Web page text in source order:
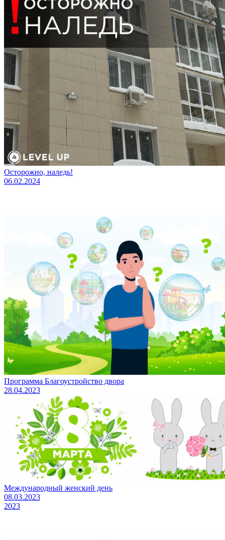
Осторожно, наледь!
06.02.2024
Программа Благоустройство двора
28.04.2023
Международный женский день
08.03.2023
2023